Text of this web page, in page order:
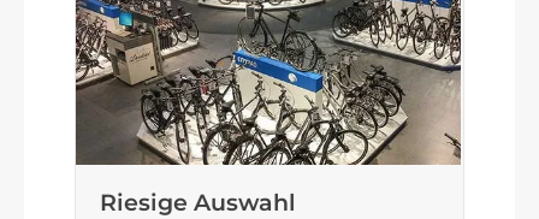
Riesige Auswahl